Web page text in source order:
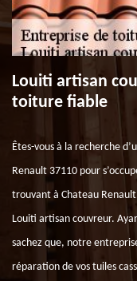
Louiti artisan
toiture fiable
Êtes-vous à la recherche
Renault 37110 pour
trouvant à Chateau
Louiti artisan couvreur.
sachez que, notre
réparation de vos tuiles